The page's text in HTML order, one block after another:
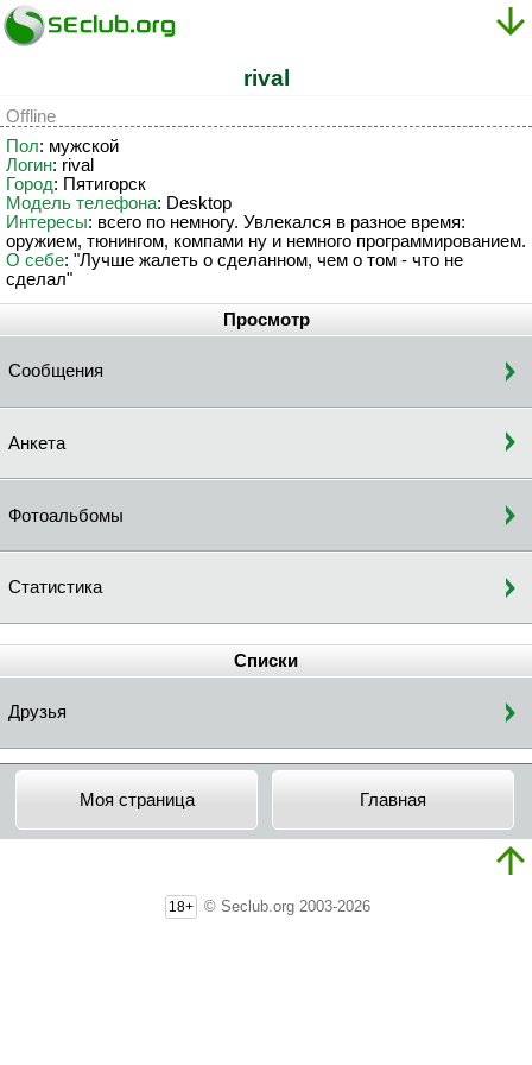
rival
Offline
Пол: мужской
Логин: rival
Город: Пятигорск
Модель телефона: Desktop
Интересы: всего по немногу. Увлекался в разное время:
оружием, тюнингом, компами ну и немного программированием.
О себе: "Лучше жалеть о сделанном, чем о том - что не
сделал"
Просмотр
Сообщения
Анкета
Фотоальбомы
Статистика
Списки
Друзья
Моя страница Главная
18+ © Seclub.org 2003-2026